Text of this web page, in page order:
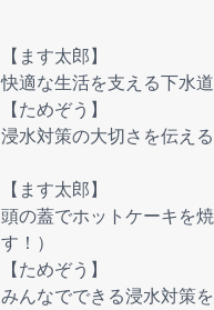
【ます太郎】
快適な生活を支える下水
【ためぞう】
浸水対策の大切さを伝え
【ます太郎】
頭の蓋でホットケーキを
す！）
【ためぞう】
みんなでできる浸水対策を